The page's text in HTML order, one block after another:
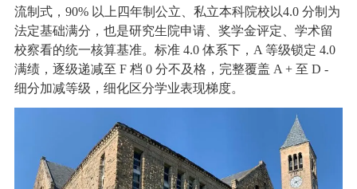
流制式，90% 以上四年制公立、私立本科院校以4.0 分制为
法定基础满分，也是研究生院申请、奖学金评定、学术留
校察看的统一核算基准。标准 4.0 体系下，A 等级锁定 4.0
满绩，逐级递减至 F 档 0 分不及格，完整覆盖 A + 至 D -
细分加减等级，细化区分学业表现梯度。